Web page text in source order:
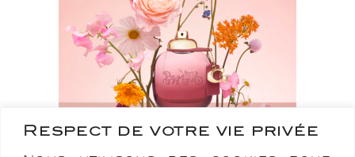
Respect de votre vie privée